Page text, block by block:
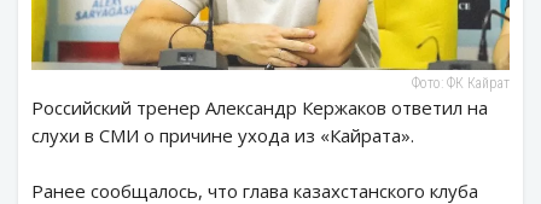
Фото: ФК Кайрат
Российский тренер Александр Кержаков ответил на
слухи в СМИ о причине ухода из «Кайрата».
Ранее сообщалось, что глава казахстанского клуба